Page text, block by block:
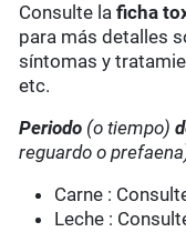
Consulte laficha
para más detalles
síntomas y
etc.
Periodo (o tiempo)
reguardo o
Carne :
Leche :